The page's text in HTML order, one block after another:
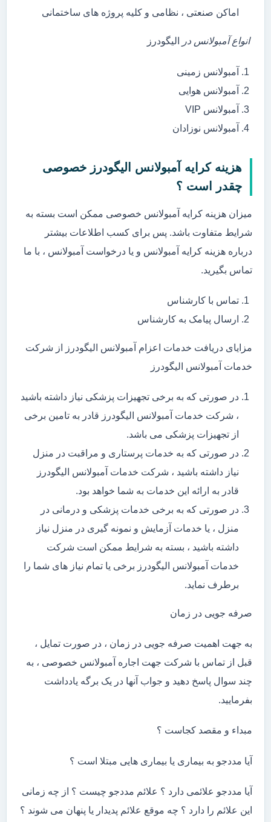
اماکن صنعتی ، نظامی و کلیه پروژه های ساختمانی
انواع آمبولانس در الیگودرز
آمبولانس زمینی
آمبولانس هوایی
آمبولانس VIP
آمبولانس نوزادان
هزینه کرایه آمبولانس الیگودرز خصوصی
چقدر است ؟
میزان هزینه کرایه آمبولانس خصوصی ممکن است بسته به
شرایط متفاوت باشد. پس برای کسب اطلاعات بیشتر
درباره هزینه کرایه آمبولانس و یا درخواست آمبولانس ، با ما
تماس بگیرید.
تماس با کارشناس
ارسال پیامک به کارشناس
مزایای دریافت خدمات اعزام آمبولانس الیگودرز از شرکت
خدمات آمبولانس الیگودرز
در صورتی که به برخی تجهیزات پزشکی نیاز داشته باشید
، شرکت خدمات آمبولانس الیگودرز قادر به تامین برخی
از تجهیزات پزشکی می باشد.
در صورتی که به خدمات پرستاری و مراقبت در منزل
نیاز داشته باشید ، شرکت خدمات آمبولانس الیگودرز
قادر به ارائه این خدمات به شما خواهد بود.
در صورتی که به برخی خدمات پزشکی و درمانی در
منزل ، یا خدمات آزمایش و نمونه گیری در منزل نیاز
داشته باشید ، بسته به شرایط ممکن است شرکت
خدمات آمبولانس الیگودرز برخی یا تمام نیاز های شما را
برطرف نماید.
صرفه جویی در زمان
به جهت اهمیت صرفه جویی در زمان ، در صورت تمایل ،
قبل از تماس با شرکت جهت اجاره آمبولانس خصوصی ، به
چند سوال پاسخ دهید و جواب آنها در یک برگه یادداشت
بفرمایید.
مبداء و مقصد کجاست ؟
آیا مددجو به بیماری یا بیماری هایی مبتلا است ؟
آیا مددجو علائمی دارد ؟ علائم مددجو چیست ؟ از چه زمانی
این علائم را دارد ؟ چه موقع علائم پدیدار یا پنهان می شوند ؟